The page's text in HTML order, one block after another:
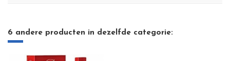
6 andere producten in dezelfde categorie: